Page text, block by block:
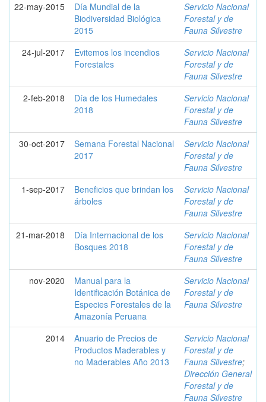
22-may-2015
Día Mundial de la
Biodiversidad Biológica
2015
Servicio Nacional
Forestal y de
Fauna Silvestre
24-jul-2017
Evitemos los incendios
Forestales
Servicio Nacional
Forestal y de
Fauna Silvestre
2-feb-2018
Día de los Humedales
2018
Servicio Nacional
Forestal y de
Fauna Silvestre
30-oct-2017
Semana Forestal Nacional
2017
Servicio Nacional
Forestal y de
Fauna Silvestre
1-sep-2017
Beneficios que brindan los
árboles
Servicio Nacional
Forestal y de
Fauna Silvestre
21-mar-2018
Día Internacional de los
Bosques 2018
Servicio Nacional
Forestal y de
Fauna Silvestre
nov-2020
Manual para la
Identificación Botánica de
Especies Forestales de la
Amazonía Peruana
Servicio Nacional
Forestal y de
Fauna Silvestre
2014
Anuario de Precios de
Productos Maderables y
no Maderables Año 2013
Servicio Nacional
Forestal y de
Fauna Silvestre;
Dirección General
Forestal y de
Fauna Silvestre